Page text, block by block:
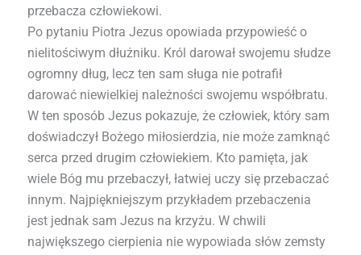
przebacza człowiekowi.
Po pytaniu Piotra Jezus opowiada przypowieść o
nielitościwym dłużniku. Król darował swojemu słudze
ogromny dług, lecz ten sam sługa nie potrafił
darować niewielkiej należności swojemu współbratu.
W ten sposób Jezus pokazuje, że człowiek, który sam
doświadczył Bożego miłosierdzia, nie może zamknąć
serca przed drugim człowiekiem. Kto pamięta, jak
wiele Bóg mu przebaczył, łatwiej uczy się przebaczać
innym. Najpiękniejszym przykładem przebaczenia
jest jednak sam Jezus na krzyżu. W chwili
największego cierpienia nie wypowiada słów zemsty